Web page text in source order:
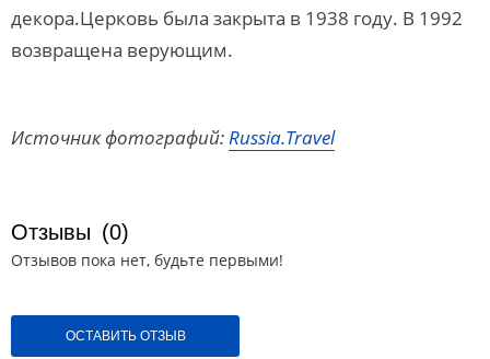
декора.Церковь была закрыта в 1938 году. В 1992
возвращена верующим.
Источник фотографий:Russia.Travel
Отзывы (0)
Отзывов пока нет, будьте первыми!
ОСТАВИТЬ ОТЗЫВ